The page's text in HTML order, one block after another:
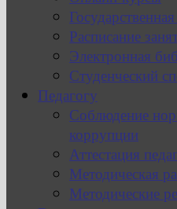
Расписание
Электронная
Студенческий
Педагогу
Соблюдение
коррупции
Аттестация
Методическая
Методические